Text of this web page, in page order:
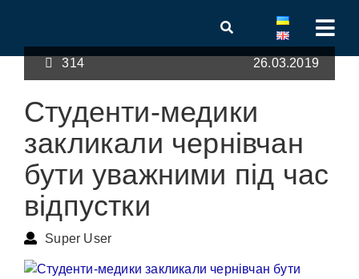
314 26.03.2019
Студенти-медики
закликали чернівчан
бути уважними під час
відпустки
Super User